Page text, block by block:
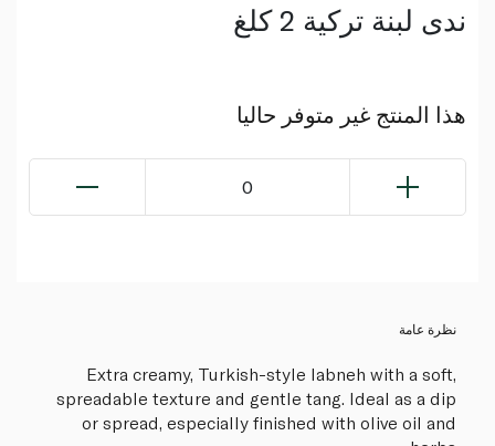
ندى لبنة تركية 2 كلغ
هذا المنتج غير متوفر حاليا
0
نظرة عامة
Extra creamy, Turkish-style labneh with a soft,
spreadable texture and gentle tang. Ideal as a dip
or spread, especially finished with olive oil and